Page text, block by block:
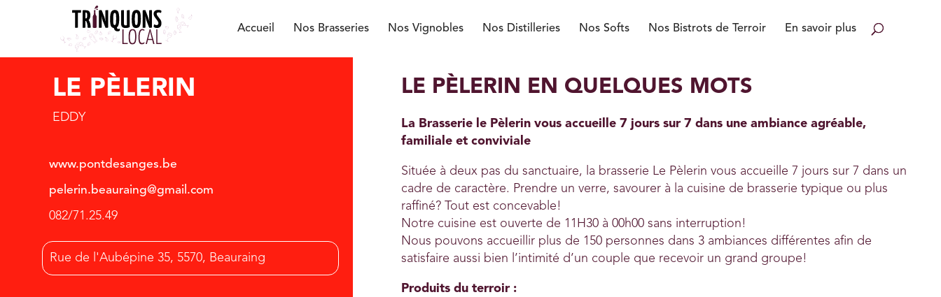
Accueil Nos Brasseries Nos Vignobles Nos Distilleries Nos Softs Nos Bistrots de Terroir En savoir plus
LE PÈLERIN
EDDY
www.pontdesanges.be
pelerin.beauraing@gmail.com
082/71.25.49
Rue de l'Aubépine 35, 5570, Beauraing
LE PÈLERIN EN QUELQUES MOTS
La Brasserie le Pèlerin vous accueille 7 jours sur 7 dans une ambiance agréable,
familiale et conviviale
Située à deux pas du sanctuaire, la brasserie Le Pèlerin vous accueille 7 jours sur 7 dans un
cadre de caractère. Prendre un verre, savourer à la cuisine de brasserie typique ou plus
raffiné? Tout est concevable!
Notre cuisine est ouverte de 11H30 à 00h00 sans interruption!
Nous pouvons accueillir plus de 150 personnes dans 3 ambiances différentes afin de
satisfaire aussi bien l’intimité d’un couple que recevoir un grand groupe!
Produits du terroir :